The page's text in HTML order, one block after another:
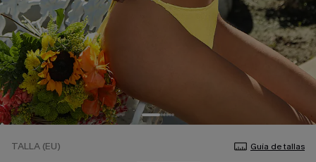
TALLA (EU) Guía de tallas